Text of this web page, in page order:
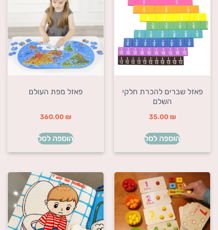
פאזל שברים להכרת חלקי
השלם
35.00 ₪
הוספה לסל
פאזל מפת העולם
360.00 ₪
הוספה לסל